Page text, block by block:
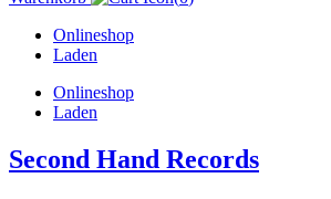
Onlineshop
Laden
Onlineshop
Laden
Second Hand Records